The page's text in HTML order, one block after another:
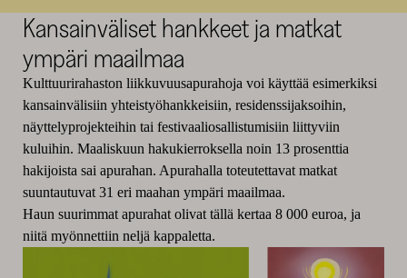
Kansainväliset hankkeet ja matkat
ympäri maailmaa
Kulttuurirahaston liikkuvuusapurahoja voi käyttää esimerkiksi
kansainvälisiin yhteistyöhankkeisiin, residenssijaksoihin,
näyttelyprojekteihin tai festivaaliosallistumisiin liittyviin
kuluihin. Maaliskuun hakukierroksella noin 13 prosenttia
hakijoista sai apurahan. Apurahalla toteutettavat matkat
suuntautuvat 31 eri maahan ympäri maailmaa.
Haun suurimmat apurahat olivat tällä kertaa 8 000 euroa, ja
niitä myönnettiin neljä kappaletta.